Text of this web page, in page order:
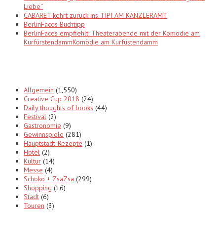
Liebe“
CABARET kehrt zurück ins TIPI AM KANZLERAMT
BerlinFaces Buchtipp
BerlinFaces empfiehlt: Theaterabende mit der Komödie am
KurfürstendammKomödie am Kurfüstendamm
Allgemein (1,550)
Creative Cup 2018 (24)
Daily thoughts of books (44)
Festival (2)
Gastronomie (9)
Gewinnspiele (281)
Hauptstadt-Rezepte (1)
Hotel (2)
Kultur (14)
Messe (4)
Schoko + ZsaZsa (299)
Shopping (16)
Stadt (6)
Touren (3)